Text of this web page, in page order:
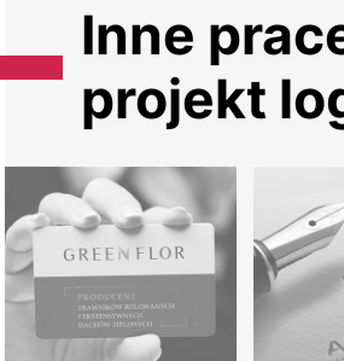
Inne
projekt